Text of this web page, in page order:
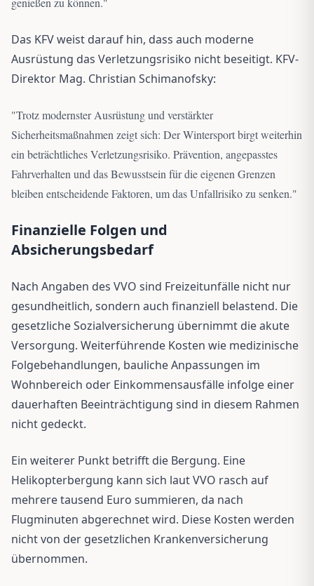
Das KFV weist darauf hin, dass auch moderne
Ausrüstung das Verletzungsrisiko nicht beseitigt. KFV-
Direktor Mag. Christian Schimanofsky:
"Trotz modernster Ausrüstung und verstärkter
Sicherheitsmaßnahmen zeigt sich: Der Wintersport birgt weiterhin
ein beträchtliches Verletzungsrisiko. Prävention, angepasstes
Fahrverhalten und das Bewusstsein für die eigenen Grenzen
bleiben entscheidende Faktoren, um das Unfallrisiko zu senken."
Finanzielle Folgen und
Absicherungsbedarf
Nach Angaben des VVO sind Freizeitunfälle nicht nur
gesundheitlich, sondern auch finanziell belastend. Die
gesetzliche Sozialversicherung übernimmt die akute
Versorgung. Weiterführende Kosten wie medizinische
Folgebehandlungen, bauliche Anpassungen im
Wohnbereich oder Einkommensausfälle infolge einer
dauerhaften Beeinträchtigung sind in diesem Rahmen
nicht gedeckt.
Ein weiterer Punkt betrifft die Bergung. Eine
Helikopterbergung kann sich laut VVO rasch auf
mehrere tausend Euro summieren, da nach
Flugminuten abgerechnet wird. Diese Kosten werden
nicht von der gesetzlichen Krankenversicherung
übernommen.